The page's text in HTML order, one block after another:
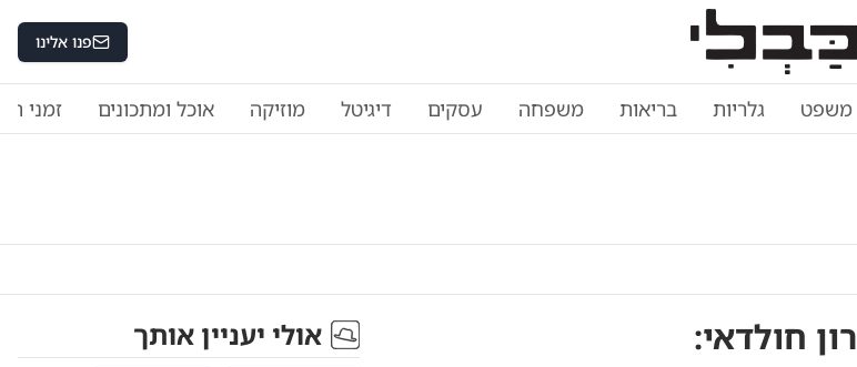
פנו אלינו
משפט גלריות בריאות משפחה עסקים דיגיטל מוזיקה אוכל ומתכונים זמני
רון חולדאי: אולי יעניין אותך